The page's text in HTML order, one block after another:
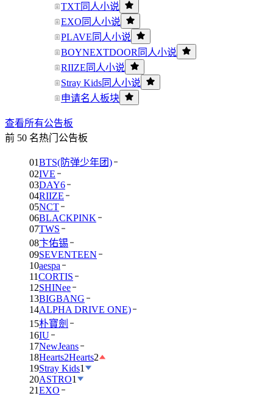
TXT同人小说
EXO同人小说
PLAVE同人小说
BOYNEXTDOOR同人小说
RIIZE同人小说
Stray Kids同人小说
申请名人板块
查看所有公告板
前 50 名热门公告板
01BTS(防弹少年团)
02IVE
03DAY6
04RIIZE
05NCT
06BLACKPINK
07TWS
08卞佑锡
09SEVENTEEN
10aespa
11CORTIS
12SHINee
13BIGBANG
14ALPHA DRIVE ONE)
15朴寶劍
16IU
17NewJeans
18Hearts2Hearts2
19Stray Kids1
20ASTRO1
21EXO